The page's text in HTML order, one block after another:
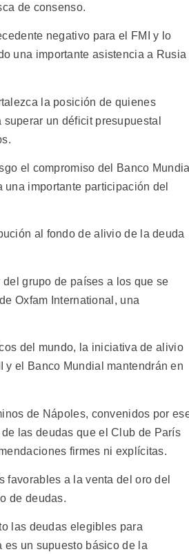
de consenso.
negativo para el FMI y lo
una importante asistencia a Rusia
la posición de quienes
un déficit presupuestal
el compromiso del Banco
importante participación del
al fondo de alivio de la deuda
grupo de países a los que se
Oxfam International, una
del mundo, la iniciativa de alivio
y el Banco Mundial mantendrán en
de Nápoles, convenidos por
las deudas que el Club de París
firmes ni explícitas.
favorables a la venta del oro del
de deudas.
las deudas elegibles para
es un supuesto básico de la